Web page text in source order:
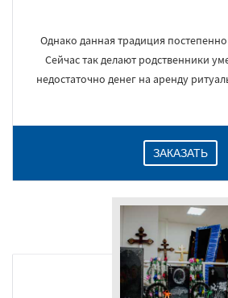
Однако данная традиция
Сейчас так делают родственники
недостаточно денег на аренду
ЗАКАЗАТЬ